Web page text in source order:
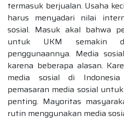
termasuk berjualan. Usaha
harus menyadari nilai
sosial. Masuk akal bahwa
untuk UKM semakin
penggunaannya. Media
karena beberapa alasan.
media sosial di
pemasaran media sosial
penting. Mayoritas
rutin menggunakan media